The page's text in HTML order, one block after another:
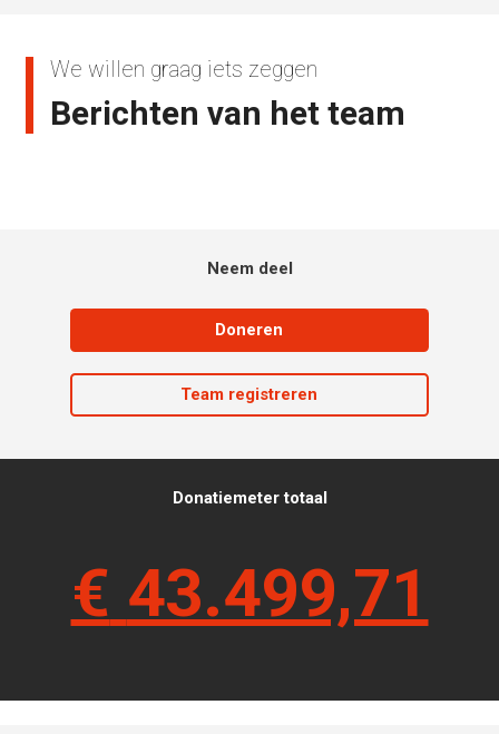
We willen graag iets zeggen
Berichten van het team
Neem deel
Doneren
Team registreren
Donatiemeter totaal
€ 43.499,71